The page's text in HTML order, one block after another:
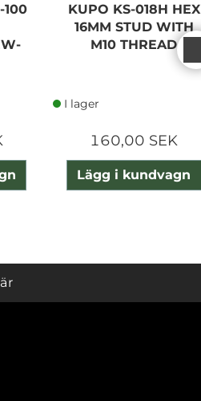
100
KUPO KS-018H HEX
16MM STUD WITH
M10 THREAD
I lager
160,00 SEK
Lägg i kundvagn